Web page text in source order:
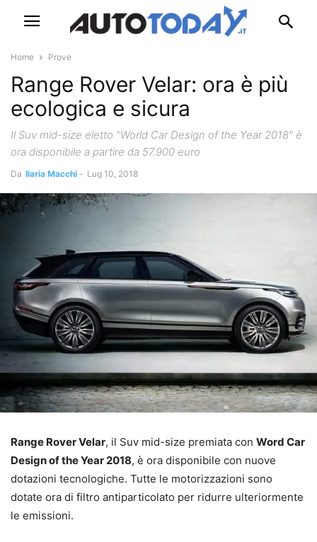
Home Prove
Range Rover Velar: ora è più
ecologica e sicura
Il Suv mid-size eletto "World Car Design of the Year 2018" è
ora disponibile a partire da 57.900 euro
Da Ilaria Macchi - Lug 10, 2018
Range Rover Velar, il Suv mid-size premiata con Word Car
Design of the Year 2018, è ora disponibile con nuove
dotazioni tecnologiche. Tutte le motorizzazioni sono
dotate ora di filtro antiparticolato per ridurre ulteriormente
le emissioni.